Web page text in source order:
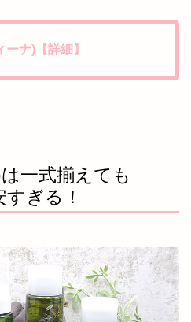
ナ)【詳細】
一式揃えても
ぎる！